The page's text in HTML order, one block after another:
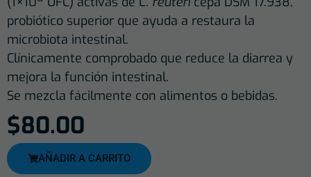
probiótico superior que ayuda a restaura la
microbiota intestinal.
Clínicamente comprobado que reduce la diarrea y
mejora la función intestinal.
Se mezcla fácilmente con alimentos o bebidas.
$80.00
AÑADIR A CARRITO